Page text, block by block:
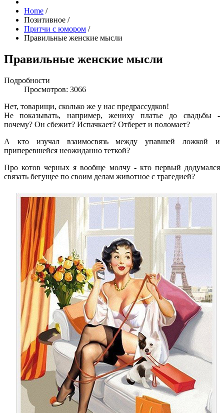
Home /
Позитивное /
Притчи с юмором /
Правильные женские мысли
Правильные женские мысли
Подробности
Просмотров: 3066
Нет, товарищи, сколько же у нас предрассудков!
Не показывать, например, жениху платье до свадьбы -
почему? Он сбежит? Испачкает? Отберет и поломает?
А кто изучал взаимосвязь между упавшей ложкой и
приперевшейся неожиданно теткой?
Про котов черных я вообще молчу - кто первый додумался
связать бегущее по своим делам животное с трагедией?